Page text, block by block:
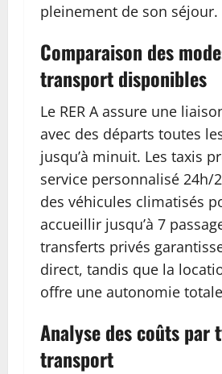
pleinement de son séjour.
Comparaison des
transport disponibles
Le RER A assure une
avec des départs toutes
jusqu’à minuit. Les taxis
service personnalisé 24h/
des véhicules climatisés
accueillir jusqu’à 7
transferts privés
direct, tandis que la
offre une autonomie
Analyse des coûts par
transport